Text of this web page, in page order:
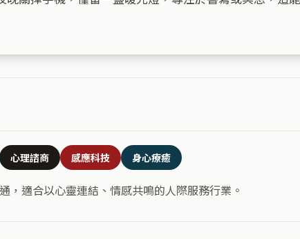
心理諮商 感應科技 身心療癒
，適合以心靈連結、情感共鳴的人際服務行業。